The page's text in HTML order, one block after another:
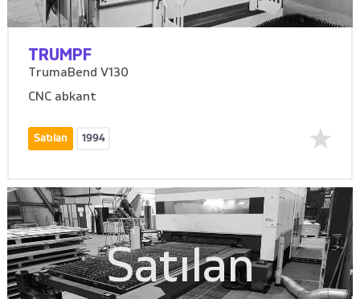
TRUMPF
TrumaBend V130
CNC abkant
Satılan 1994
Satılan